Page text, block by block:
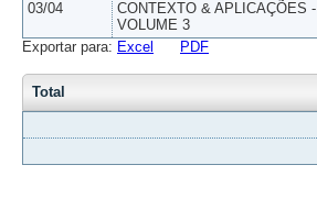
03/04
CONTEXTO & APLICAÇÕES -
VOLUME 3
Exportar para: Excel PDF
Total